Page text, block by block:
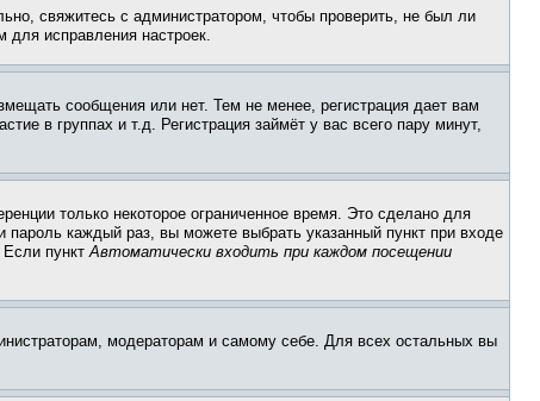
свяжитесь с администратором, чтобы проверить, не был ли
для исправления настроек.
сообщения или нет. Тем не менее, регистрация дает вам
в группах и т.д. Регистрация займёт у вас всего пару минут,
только некоторое ограниченное время. Это сделано для
пароль каждый раз, вы можете выбрать указанный пункт при входе
Если пунктАвтоматически входить при каждом посещении
модераторам и самому себе. Для всех остальных вы